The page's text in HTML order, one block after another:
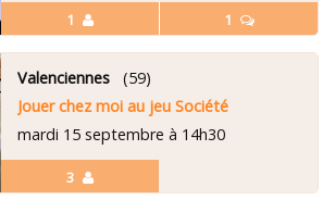
1 1
3
Valenciennes(59)
Jouer chez moi au jeu Société
mardi 15 septembre à 14h30